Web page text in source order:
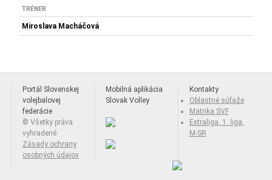
TRÉNER
Miroslava Macháčová
Portál Slovenskej
volejbalovej
federácie
© Všetky práva
vyhradené
Zásady ochrany
osobných údajov
Mobilná aplikácia
Slovak Volley
Kontakty
Oblastné súťaže
Matrika SVF
Extraliga, 1. liga,
M-SR